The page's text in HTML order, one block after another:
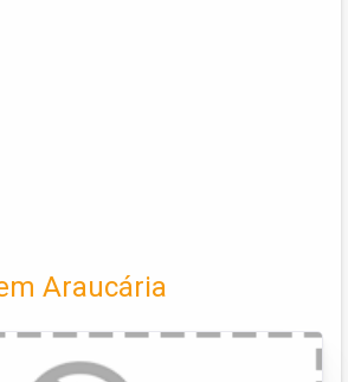
Araucária